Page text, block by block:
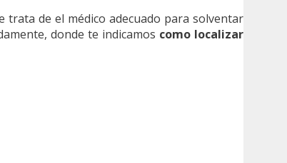
trata de el médico adecuado para solventar
donde te indicamos como localizar